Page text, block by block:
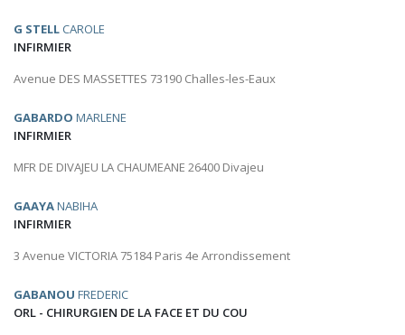
G STELL CAROLE
INFIRMIER
Avenue DES MASSETTES 73190 Challes-les-Eaux
GABARDO MARLENE
INFIRMIER
MFR DE DIVAJEU LA CHAUMEANE 26400 Divajeu
GAAYANABIHA
INFIRMIER
3 Avenue VICTORIA 75184 Paris 4e Arrondissement
GABANOU FREDERIC
ORL - CHIRURGIEN DE LA FACE ET DU COU